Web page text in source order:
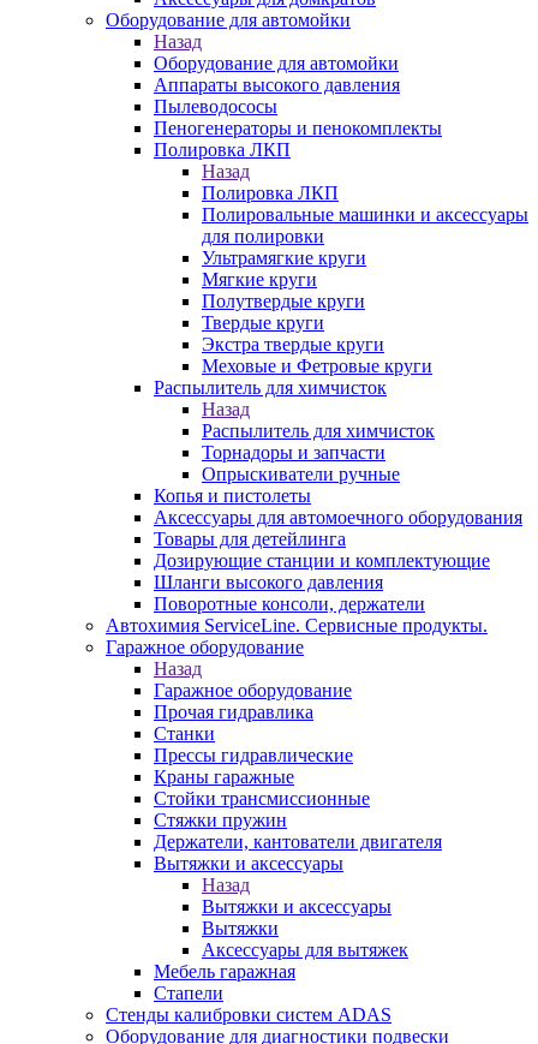
Оборудование для автомойки
Назад
Оборудование для автомойки
Аппараты высокого давления
Пылеводососы
Пеногенераторы и пенокомплекты
Полировка ЛКП
Назад
Полировка ЛКП
Полировальные машинки и аксессуары
для полировки
Ультрамягкие круги
Мягкие круги
Полутвердые круги
Твердые круги
Экстра твердые круги
Меховые и Фетровые круги
Распылитель для химчисток
Назад
Распылитель для химчисток
Торнадоры и запчасти
Опрыскиватели ручные
Копья и пистолеты
Аксессуары для автомоечного оборудования
Товары для детейлинга
Дозирующие станции и комплектующие
Шланги высокого давления
Поворотные консоли, держатели
Автохимия ServiceLine. Сервисные продукты.
Гаражное оборудование
Назад
Гаражное оборудование
Прочая гидравлика
Станки
Прессы гидравлические
Краны гаражные
Стойки трансмиссионные
Стяжки пружин
Держатели, кантователи двигателя
Вытяжки и аксессуары
Назад
Вытяжки и аксессуары
Вытяжки
Аксессуары для вытяжек
Мебель гаражная
Стапели
Стенды калибровки систем ADAS
Оборудование для диагностики подвески